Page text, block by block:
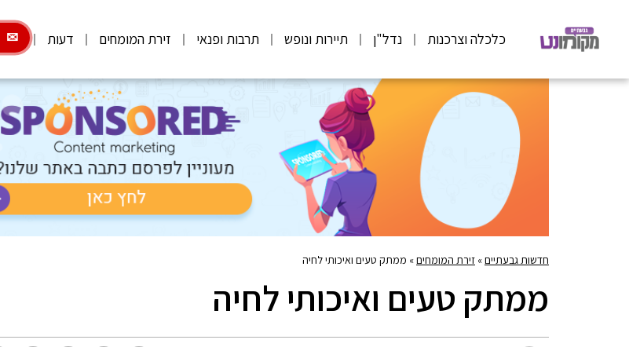
כלכלה וצרכנות נדל"ן תיירות ונופש תרבות ופנאי זירת המומחים דעות
חדשות גבעתיים» זירת המומחים» ממתק טעים ואיכותי לחיה
ממתק טעים ואיכותי לחיה